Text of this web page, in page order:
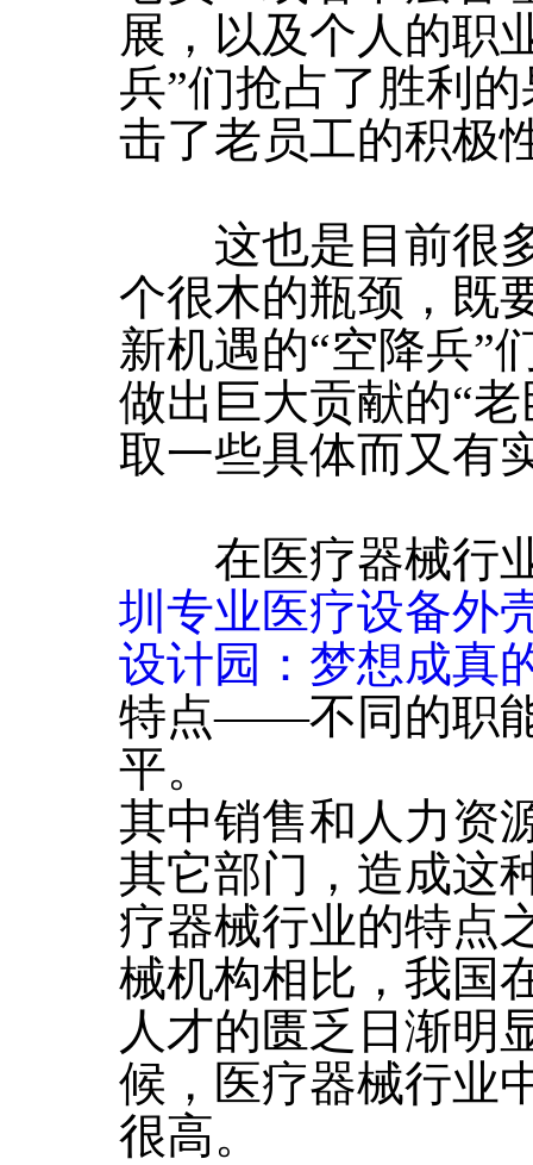
展，以及个人的职
兵”们抢占了胜利
击了老员工的积极
这也是目前很多
个很木的瓶颈，既
新机遇的“空降兵”
做出巨大贡献的“
取一些具体而又有
在医疗器械行业
圳专业医疗设备外
设计园：梦想成真
特点――不同的职
平。
其中销售和人力资
其它部门，造成这
疗器械行业的特点
械机构相比，我国
人才的匮乏日渐明
候，医疗器械行业
很高。